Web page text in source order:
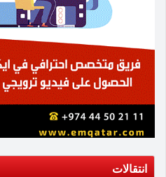
انتقالات